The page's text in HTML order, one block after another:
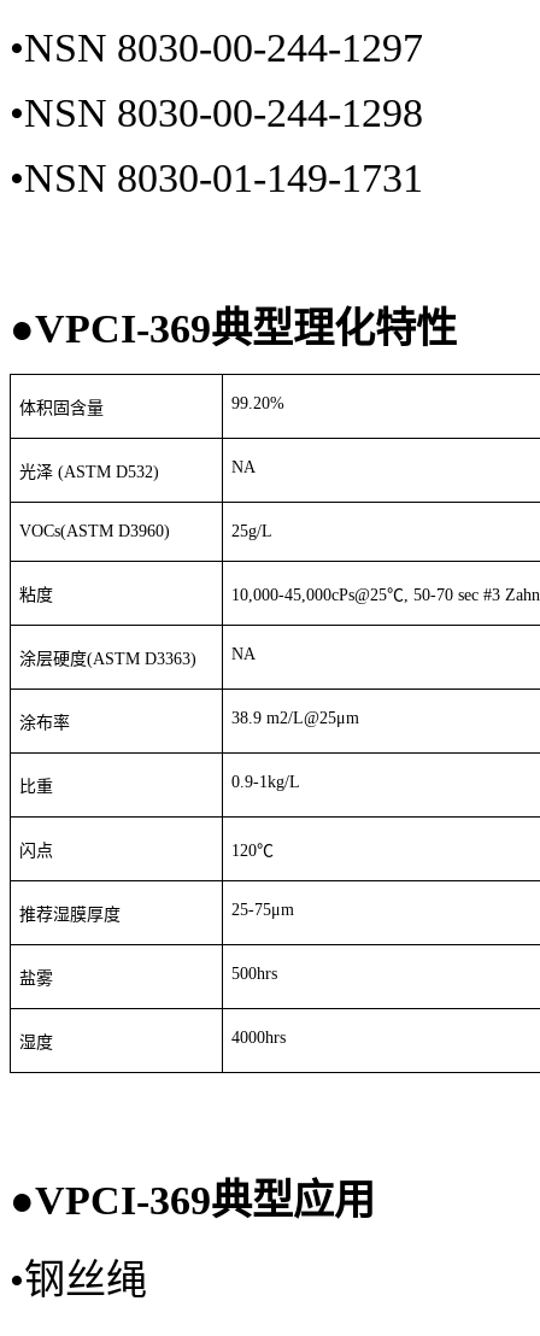
•NSN 8030-00-244-1297
•NSN 8030-00-244-1298
•NSN 8030-01-149-1731
●VPCI-369典型理化特性
体积固含量 99.20%
光泽 (ASTM D532) NA
VOCs(ASTM D3960) 25g/L
粘度 10,000-45,000cPs@25℃, 50-70 sec #3
涂层硬度(ASTM D3363) NA
涂布率 38.9 m2/L@25μm
比重 0.9-1kg/L
闪点 120℃
推荐湿膜厚度 25-75μm
盐雾 500hrs
湿度 4000hrs
●VPCI-369典型应用
•钢丝绳